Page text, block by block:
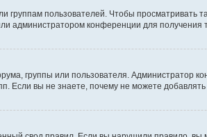
пользователей. Чтобы просматривать
администратором конференции для получения
группы или пользователя.
Если вы не знаете, почему не можете